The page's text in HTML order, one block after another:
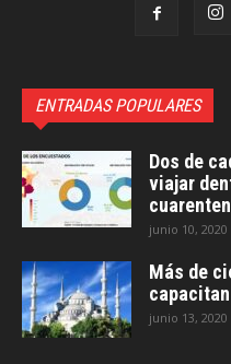
ENTRADAS POPULARES
Dos de
viajar
junio 10, 2020
Más de
junio 13, 2020